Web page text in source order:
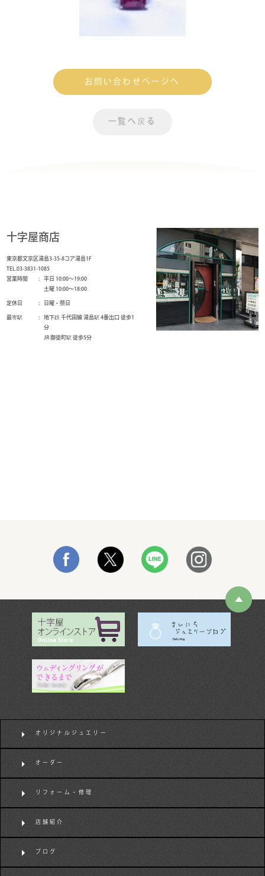
お問い合わせページへ
一覧へ戻る
十字屋商店
東京都文京区湯島3-35-8コア湯島1F
TEL.03-3831-1085
営業時間
平日 10:00～19:00
土曜 10:00～18:00
定休日
日曜・祭日
最寄駅
地下鉄 千代田線 湯島駅 4番出口 徒歩1
分
JR 御徒町駅 徒歩5分
オリジナルジュエリー
オーダー
リフォーム・修理
店舗紹介
ブログ